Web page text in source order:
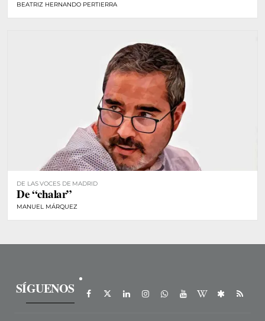
BEATRIZ HERNANDO PERTIERRA
DE LAS VOCES DE MADRID
De “chalar”
MANUEL MÁRQUEZ
SÍGUENOS